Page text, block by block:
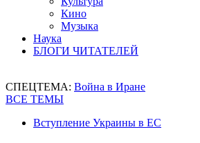
Кино
Музыка
Наука
БЛОГИ ЧИТАТЕЛЕЙ
СПЕЦТЕМА: Война в Иране
ВСЕ ТЕМЫ
Вступление Украины в ЕС